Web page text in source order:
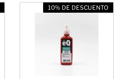
10% DE DESCUENTO